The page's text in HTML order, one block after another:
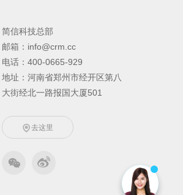
简信科技总部
邮箱：info@crm.cc
电话：400-0665-929
地址：河南省郑州市经开区第八
大街经北一路报国大厦501
去这里